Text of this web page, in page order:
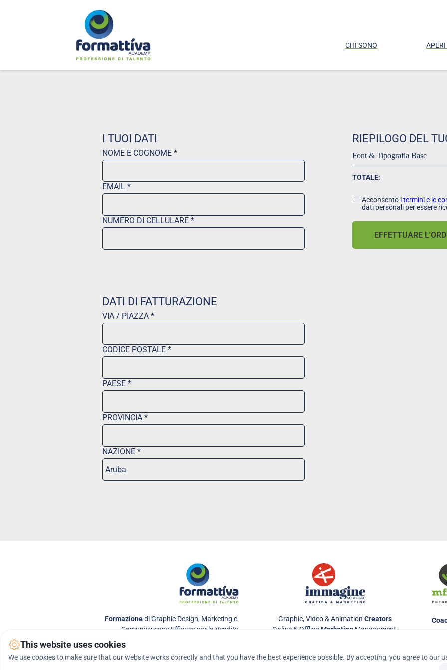
CHI SONO
I TUOI DATI
NOME E COGNOME *
EMAIL *
NUMERO DI CELLULARE *
DATI DI FATTURAZIONE
VIA / PIAZZA *
CODICE POSTALE *
PAESE *
PROVINCIA *
NAZIONE *
RIEPILOGO DEL
Font & Tipografia Base
TOTALE:
Acconsento i termini e le
dati personali per essere
EFFETTUARE
Formazione di Graphic Design, Marketing e
Comunicazione Efficace per la Vendita
Graphic, Video & Animation Creators
Online & Offline Marketing Management
This website uses cookies
We use cookies to make sure that our website works correctly and that you have the best experience possible. By accepting, you agree to our